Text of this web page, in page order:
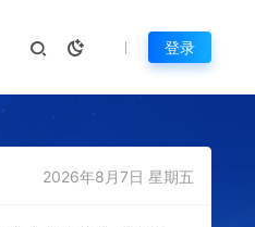
登录
2026年8月7日 星期五